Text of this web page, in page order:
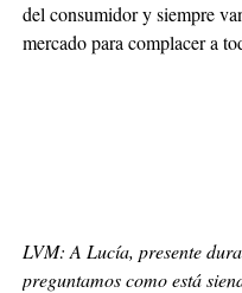
del consumidor y siempre
mercado para complacer a
LVM: A Lucía, presente
preguntamos como está